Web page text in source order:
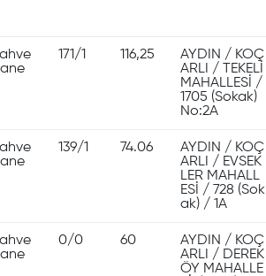
171/1 116,25
AYDIN / KOÇ
ARLI / TEKELİ
MAHALLESİ /
1705 (Sokak)
No:2A
139/1 74.06
AYDIN / KOÇ
ARLI / EVSEK
LER MAHALL
ESİ / 728 (Sok
ak) / 1A
0/0 60
AYDIN / KOÇ
ARLI / DEREK
ÖY MAHALLE